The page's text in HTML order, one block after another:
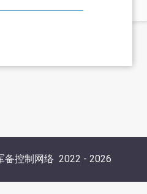
备控制网络 2022 - 2026